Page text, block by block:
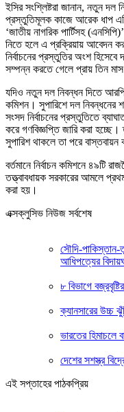
ইসির সংশ্লিষ্টরা জানান, নতুন দল
প্রস্তুতিমূলক কাজে আরেক ধাপ
‘জাতীয় নাগরিক পার্টিসহ
নিতে হলে এ প্রক্রিয়ায় আবেদন
নির্বাচনের প্রস্তুতির অংশ
সম্পন্ন করতে গেলে প্রায় তিন
যদিও নতুন দল নিবন্ধন দিতে
কমিশন। সুপারিশে দল নিবন্ধনের
সংসদ নির্বাচনের প্রস্তুতিতে
করে গণবিজ্ঞপ্তি জারি করা
সুপারিশ থাকলে তা পরে বাস্তবায়ন
বর্তমানে নির্বাচন কমিশনে ৪৯টি
তত্ত্বাবধায়ক সরকারের আমলে
করা হয়।
এক্সক্লুসিভ নিউজ সর্বশেষ
সৌদি-পাকিস্তান-
আধিপত্যের
৮ বিভাগে
ক্যানসারের উচ্চ
ভারতের
দেশের সশস্ত্র
এই সপ্তাহের পাঠকপ্রিয়